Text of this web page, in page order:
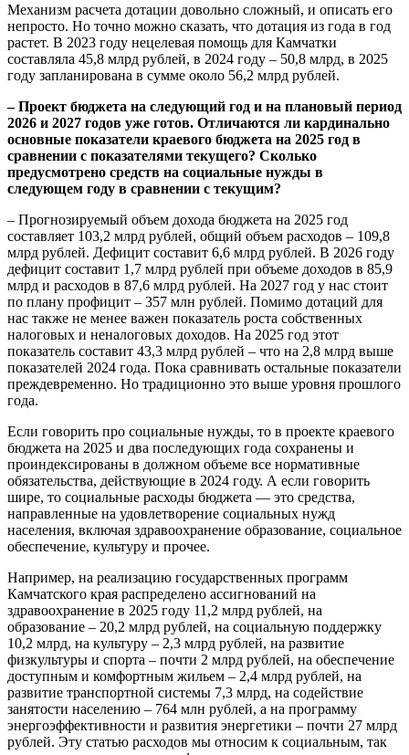
Механизм расчета дотации довольно сложный, и описать его
непросто. Но точно можно сказать, что дотация из года в год
растет. В 2023 году нецелевая помощь для Камчатки
составляла 45,8 млрд рублей, в 2024 году – 50,8 млрд, в 2025
году запланирована в сумме около 56,2 млрд рублей.
– Проект бюджета на следующий год и на плановый период
2026 и 2027 годов уже готов. Отличаются ли кардинально
основные показатели краевого бюджета на 2025 год в
сравнении с показателями текущего? Сколько
предусмотрено средств на социальные нужды в
следующем году в сравнении с текущим?
– Прогнозируемый объем дохода бюджета на 2025 год
составляет 103,2 млрд рублей, общий объем расходов – 109,8
млрд рублей. Дефицит составит 6,6 млрд рублей. В 2026 году
дефицит составит 1,7 млрд рублей при объеме доходов в 85,9
млрд и расходов в 87,6 млрд рублей. На 2027 год у нас стоит
по плану профицит – 357 млн рублей. Помимо дотаций для
нас также не менее важен показатель роста собственных
налоговых и неналоговых доходов. На 2025 год этот
показатель составит 43,3 млрд рублей – что на 2,8 млрд выше
показателей 2024 года. Пока сравнивать остальные показатели
преждевременно. Но традиционно это выше уровня прошлого
года.
Если говорить про социальные нужды, то в проекте краевого
бюджета на 2025 и два последующих года сохранены и
проиндексированы в должном объеме все нормативные
обязательства, действующие в 2024 году. А если говорить
шире, то социальные расходы бюджета — это средства,
направленные на удовлетворение социальных нужд
населения, включая здравоохранение образование, социальное
обеспечение, культуру и прочее.
Например, на реализацию государственных программ
Камчатского края распределено ассигнований на
здравоохранение в 2025 году 11,2 млрд рублей, на
образование – 20,2 млрд рублей, на социальную поддержку
10,2 млрд, на культуру – 2,3 млрд рублей, на развитие
физкультуры и спорта – почти 2 млрд рублей, на обеспечение
доступным и комфортным жильем – 2,4 млрд рублей, на
развитие транспортной системы 7,3 млрд, на содействие
занятости населению – 764 млн рублей, а на программу
энергоэффективности и развития энергетики – почти 27 млрд
рублей. Эту статью расходов мы относим к социальным, так